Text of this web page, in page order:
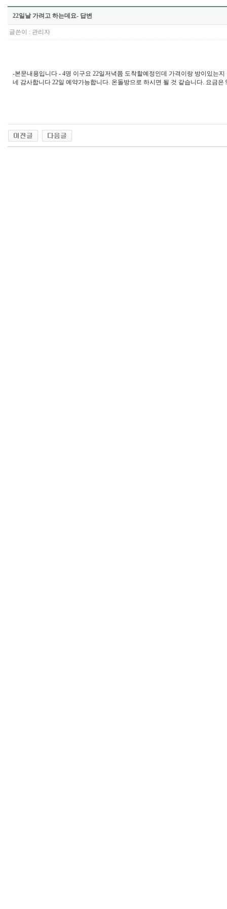
22일날 가려고 하는데요- 답변
글쓴이 : 관리자
-본문내용입니다 - 4명 이구요 22일저녁쯤 도착할예정인데 가격이랑 방이있는
네 감사합니다 22일 예약가능합니다. 온돌방으로 하시면 될 것 같습니다. 요금